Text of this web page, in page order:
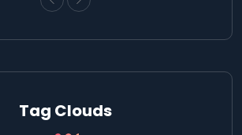
Tag Clouds